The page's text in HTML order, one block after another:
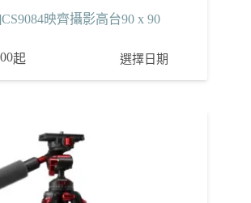
映齊攝影高台90 x 90
起 選擇日期